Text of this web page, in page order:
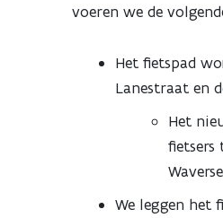
voeren we de
Het fietspad
Lanestraat en
Het
fietsers
We leggen het